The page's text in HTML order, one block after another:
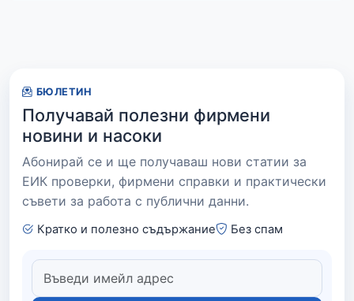
БЮЛЕТИН
Получавай полезни фирмени
новини и насоки
Абонирай се и ще получаваш нови статии за
ЕИК проверки, фирмени справки и практически
съвети за работа с публични данни.
Кратко и полезно съдържание Без спам